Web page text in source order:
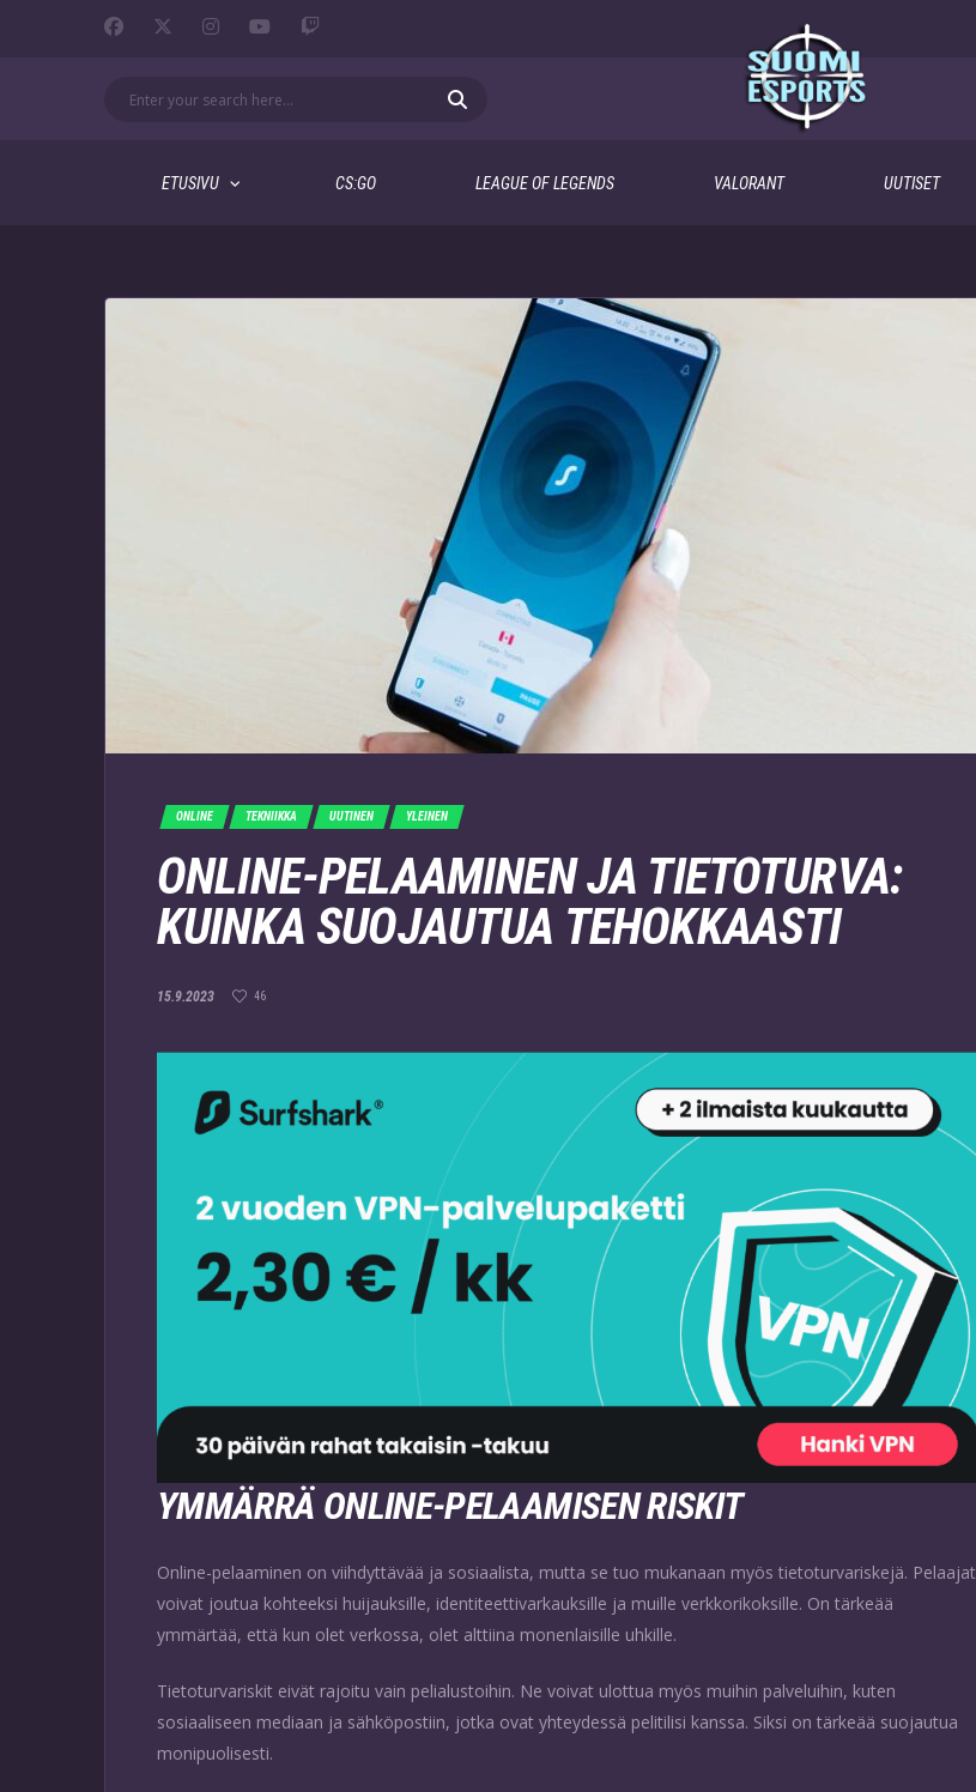
ETUSIVU CS:GO LEAGUE OF LEGENDS VALORANT UUTISET
ONLINE TEKNIIKKA UUTINEN YLEINEN
ONLINE-PELAAMINEN JA TIETOTURVA:
KUINKA SUOJAUTUA TEHOKKAASTI
15.9.2023 46
YMMÄRRÄ ONLINE-PELAAMISEN RISKIT
Online-pelaaminen on viihdyttävää ja sosiaalista, mutta se tuo mukanaan myös tietoturvariskejä. Pelaajat
voivat joutua kohteeksi huijauksille, identiteettivarkauksille ja muille verkkorikoksille. On tärkeää
ymmärtää, että kun olet verkossa, olet alttiina monenlaisille uhkille.
Tietoturvariskit eivät rajoitu vain pelialustoihin. Ne voivat ulottua myös muihin palveluihin, kuten
sosiaaliseen mediaan ja sähköpostiin, jotka ovat yhteydessä pelitilisi kanssa. Siksi on tärkeää suojautua
monipuolisesti.